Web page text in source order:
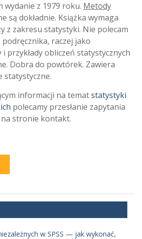
wydanie z 1979 roku. Metody
są dokładnie. Książka wymaga
z zakresu statystyki. Nie polecam
raczej jako
i przykłady obliczeń statystycznych
Dobra do powtórek. Zawiera
statystyczne.
informacji na tematstatystyki
polecamy przesłanie zapytania
stronie kontakt.
w SPSS — jak wykonać,